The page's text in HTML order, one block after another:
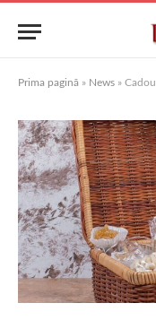
Prima pagină » News » Cadouri